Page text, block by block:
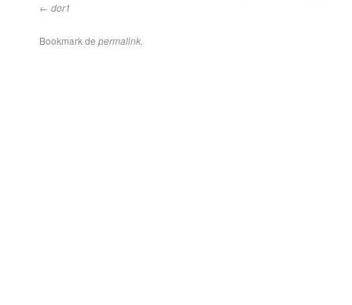
dor1
Bookmark de permalink.